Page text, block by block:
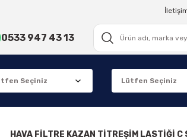
0533 947 43 13
HAVA FİLTRE KAZAN TİTREŞİM LASTİĞİ